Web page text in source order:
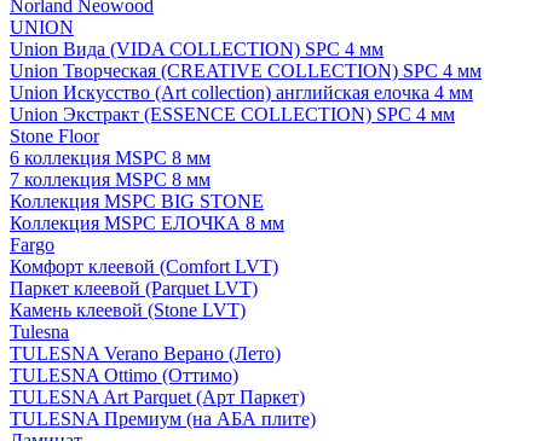
Norland Neowood
UNION
Union Вида (VIDA COLLECTION) SPC 4 мм
Union Творческая (CREATIVE COLLECTION) SPC 4 мм
Union Искусство (Art collection) английская елочка 4 мм
Union Экстракт (ESSENCE COLLECTION) SPC 4 мм
Stone Floor
6 коллекция MSPC 8 мм
7 коллекция MSPC 8 мм
Коллекция MSPC BIG STONE
Коллекция MSPC ЕЛОЧКА 8 мм
Fargo
Комфорт клеевой (Comfort LVT)
Паркет клеевой (Parquet LVT)
Камень клеевой (Stone LVT)
Tulesna
TULESNA Verano Верано (Лето)
TULESNA Ottimo (Оттимо)
TULESNA Art Parquet (Арт Паркет)
TULESNA Премиум (на АБА плите)